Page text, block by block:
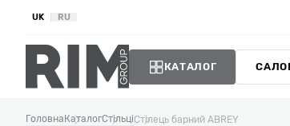
UK RU
КАТАЛОГ
Головна КаталогСтільціСтілець барний ABREY